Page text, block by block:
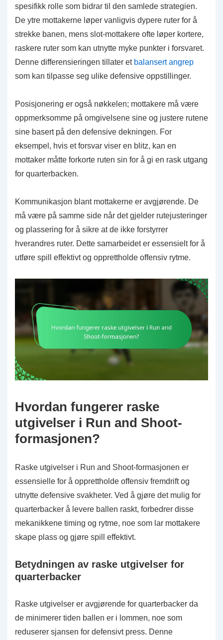
spesifikk rolle som bidrar til den samlede strategien.
De ytre mottakerne løper vanligvis dypere ruter for å
strekke banen, mens slot-mottakere ofte løper kortere,
raskere ruter som kan utnytte myke punkter i forsvaret.
Denne differensieringen tillater et balansert angrep
som kan tilpasse seg ulike defensive oppstillinger.
Posisjonering er også nøkkelen; mottakere må være
oppmerksomme på omgivelsene sine og justere rutene
sine basert på den defensive dekningen. For
eksempel, hvis et forsvar viser en blitz, kan en
mottaker måtte forkorte ruten sin for å gi en rask utgang
for quarterbacken.
Kommunikasjon blant mottakerne er avgjørende. De
må være på samme side når det gjelder rutejusteringer
og plassering for å sikre at de ikke forstyrrer
hverandres ruter. Dette samarbeidet er essensielt for å
utføre spill effektivt og opprettholde offensiv rytme.
Hvordan fungerer raske
utgivelser i Run and Shoot-
formasjonen?
Raske utgivelser i Run and Shoot-formasjonen er
essensielle for å opprettholde offensiv fremdrift og
utnytte defensive svakheter. Ved å gjøre det mulig for
quarterbacker å levere ballen raskt, forbedrer disse
mekanikkene timing og rytme, noe som lar mottakere
skape plass og gjøre spill effektivt.
Betydningen av raske utgivelser for
quarterbacker
Raske utgivelser er avgjørende for quarterbacker da
de minimerer tiden ballen er i lommen, noe som
reduserer sjansen for defensivt press. Denne